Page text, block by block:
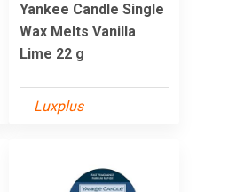
Yankee Candle Single
Wax Melts Vanilla
Lime 22 g
Luxplus